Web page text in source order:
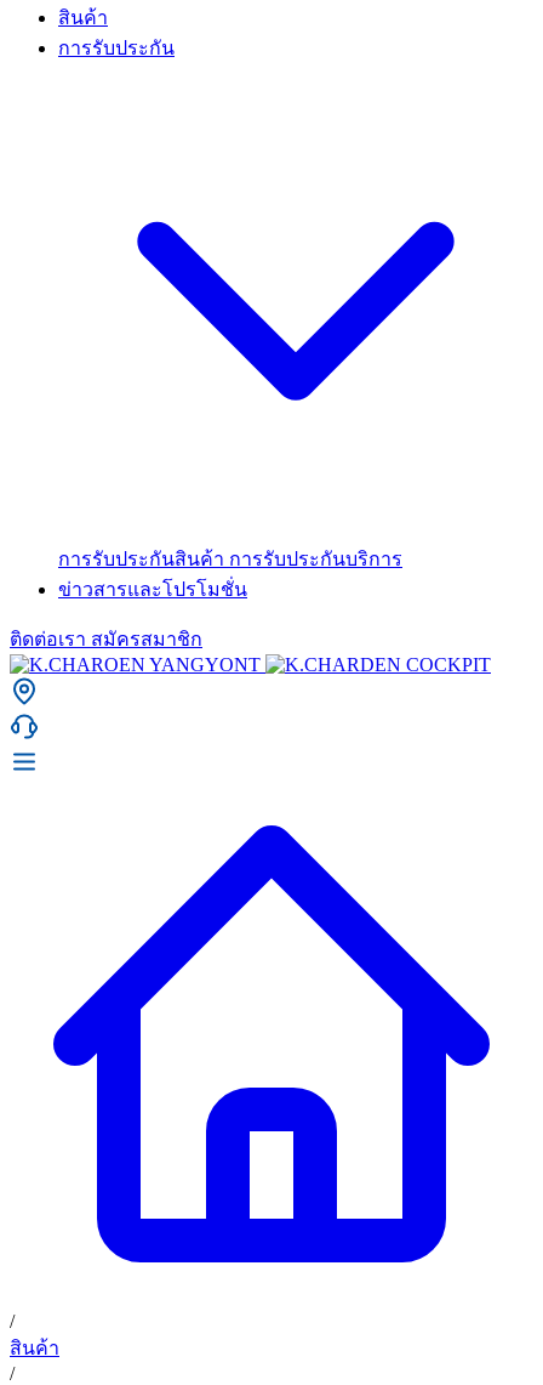
สินค้า
การรับประกัน
การรับประกันสินค้า การรับประกันบริการ
ข่าวสารและโปรโมชั่น
ติดต่อเรา สมัครสมาชิก
การรับประกันสินค้า
ข่าวสารและโปรโมชั่น
ติดต่อเรา
TH
02 393 3356
ก. เจริญยางยนต์ (บริษัท มิ้งค์ แอนด์ ซีน จำกัด) 2275 ถ.สุขุมวิท
(ระหว่างซอยสุขุมวิท 89/1 - 91) แขวงบางจาก เขตพระโขนง
กรุงเทพมหานคร 10260
ก. เจริญค็อกพิท
อุดมสุข 28 ถนนอุดมสุข แขวงบางนาเหนือ เขตบางนา
/
สินค้า
/